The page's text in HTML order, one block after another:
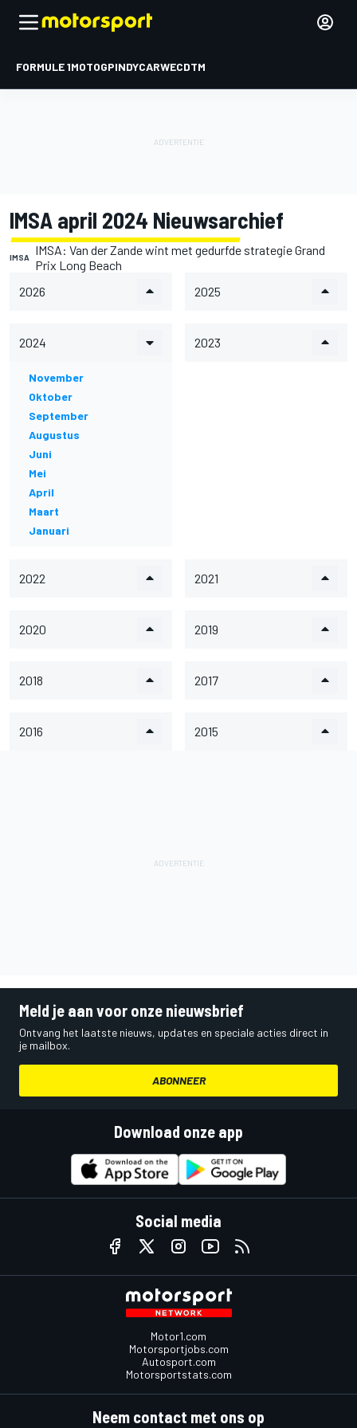
FORMULE 1MOTOGPINDYCARWECDTM
IMSA april 2024 Nieuwsarchief
IMSA
IMSA: Van der Zande wint met gedurfde strategie Grand
Prix Long Beach
2026
2025
2024
November
Oktober
September
Augustus
Juni
Mei
April
Maart
Januari
2023
2022 2021
2020 2019
2018 2017
2016 2015
Meld je aan voor onze nieuwsbrief
Ontvang het laatste nieuws, updates en speciale acties direct in
je mailbox.
ABONNEER
Download onze app
Social media
Motor1.com
Motorsportjobs.com
Autosport.com
Motorsportstats.com
Neem contact met ons op